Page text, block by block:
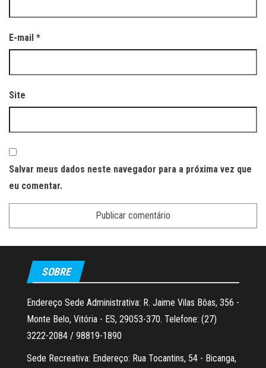
E-mail *
Site
Salvar meus dados neste navegador para a próxima vez que
eu comentar.
SOBRE
Endereço Sede Administrativa: R. Jaime Vilas Bôas, 356 -
Monte Belo, Vitória - ES, 29053-370. Telefone: (27)
3222-2084 / 98819-1890
Sede Recreativa: Endereço: Rua Tocantins, 54 - Bicanga,